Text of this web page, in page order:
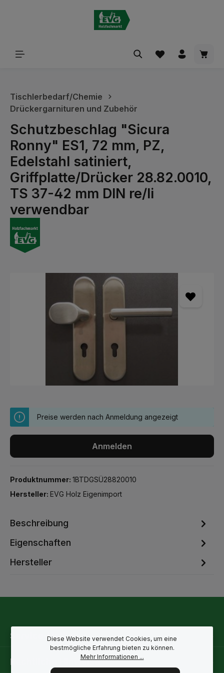
Tischlerbedarf/Chemie
Drückergarnituren und Zubehör
Schutzbeschlag "Sicura
Ronny" ES1, 72 mm, PZ,
Edelstahl satiniert,
Griffplatte/Drücker 28.82.0010,
TS 37-42 mm DIN re/li
verwendbar
Bildergalerie überspringen
Preise werden nach Anmeldung angezeigt
Anmelden
Produktnummer: 1BTDGSÜ28820010
Hersteller: EVG Holz Eigenimport
Beschreibung
Eigenschaften
Hersteller
Service-Hotline
Rechtliche Hinweise
Diese Website verwendet Cookies, um eine
bestmögliche Erfahrung bieten zu können.
Mehr Informationen ...